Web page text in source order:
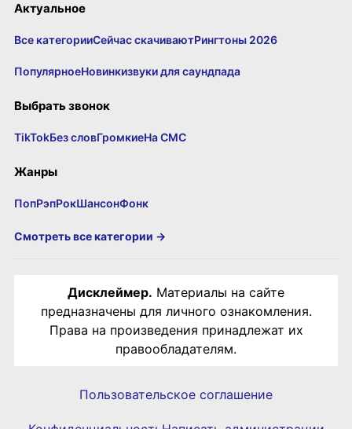
Актуальное
Все категорииСейчас скачиваютРингтоны 2026
ПопулярноеНовинкизвуки для саундпада
Выбрать звонок
TikTokБез словГромкиеНа СМС
Жанры
ПопРэпРокШансонФонк
Смотреть все категории →
Дисклеймер. Материалы на сайте
предназначены для личного ознакомления.
Права на произведения принадлежат их
правообладателям.
Пользовательское соглашение